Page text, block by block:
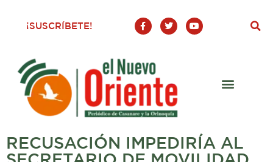
¡SUSCRÍBETE!
F
a
c
o
o
-
T
w
i
Y
o
u
RECUSACIÓN IMPEDIRÍA AL